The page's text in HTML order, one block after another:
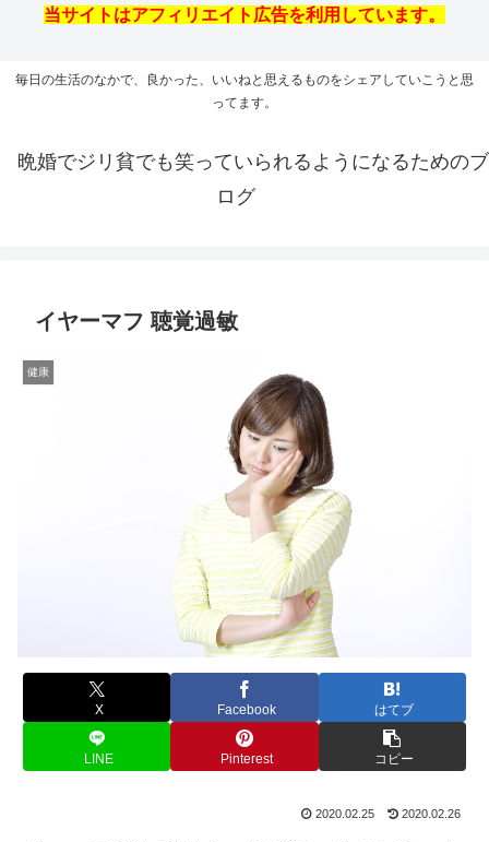
当サイトはアフィリエイト広告を利用しています。
毎日の生活のなかで、良かった、いいねと思えるものをシェアしていこうと思
ってます。
晩婚でジリ貧でも笑っていられるようになるためのブ
ログ
イヤーマフ 聴覚過敏
健康
X Facebook はてブ
LINE Pinterest コピー
2020.02.25 2020.02.26